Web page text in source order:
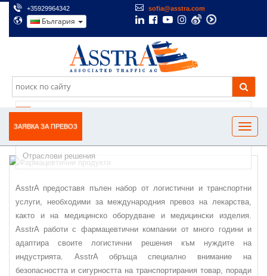
+35929964342 sofia@asstra.com
България
ЗАЯВКА ЗА ПРЕВОЗ
ПРЕВОЗ НА ЛЕКАРСТВА И МЕДИЦИНСКО
ОБОРУДВАНЕ
Отраслови решения
AsstrA предоставя пълен набор от логистични и транспортни
услуги, необходими за международния превоз на лекарства,
както и на медицинско оборудване и медицински изделия.
AsstrA работи с фармацевтични компании от много години и
адаптира своите логистични решения към нуждите на
индустрията. AsstrA обръща специално внимание на
безопасността и сигурността на транспортирания товар, поради